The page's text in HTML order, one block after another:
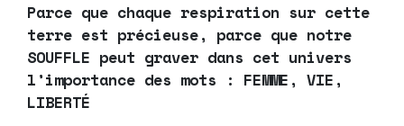
Parce que chaque respiration sur cette
terre est précieuse, parce que notre
SOUFFLE peut graver dans cet univers
l’importance des mots : FEMME, VIE,
LIBERTÉ